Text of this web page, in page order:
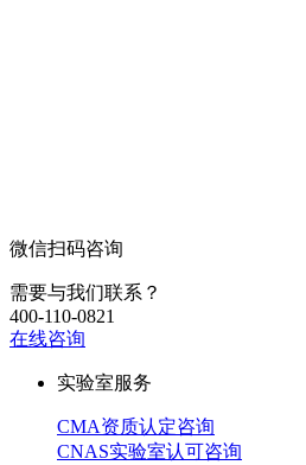
微信扫码咨询
需要与我们联系？
400-110-0821
在线咨询
实验室服务
CMA资质认定咨询
CNAS实验室认可咨询